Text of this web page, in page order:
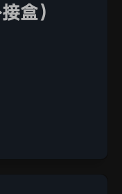
盒）